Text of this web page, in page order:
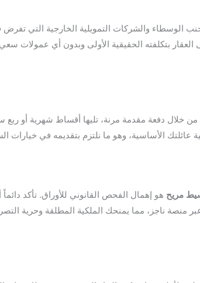
الوسطاء والشركات التمويلية الخارجية التي تفرض
بتكلفته الحقيقية الأولى وبدون أي عمولات
خلال دفعة مقدمة مرنة، تليها أقساط شهرية أو ربع
الأساسية، وهو ما نلتزم بتقديمه في خيارات
مريح هو إهمال الفحص القانوني للأوراق. تأكد
منصة ناجز، مما يمنحك الملكية المطلقة وحرية